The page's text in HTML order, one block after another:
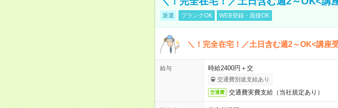
派遣 ブランクOK WEB登録・面接OK
＼！完全在宅！／土日含む週2～OK<講座
給与 時給2400円＋交
交通費別途支給あり
交通費 交通費実費支給（当社規定あり）